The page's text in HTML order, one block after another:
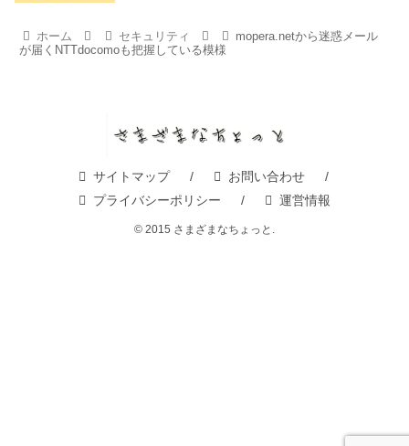
ホーム セキュリティ
mopera.netから迷惑メール
が届くNTTdocomoも把握している模様
サイトマップ
お問い合わせ
プライバシーポリシー
運営情報
© 2015 さまざまなちょっと.